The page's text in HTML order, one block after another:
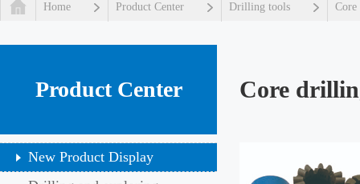
Home Product Center Drilling tools
Product Center
New Product Display
Core